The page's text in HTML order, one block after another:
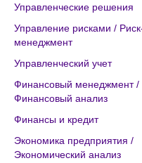
Управленческие решения
Управление рисками /
менеджмент
Управленческий учет
Финансовый менеджмент /
Финансовый анализ
Финансы и кредит
Экономика предприятия /
Экономический анализ